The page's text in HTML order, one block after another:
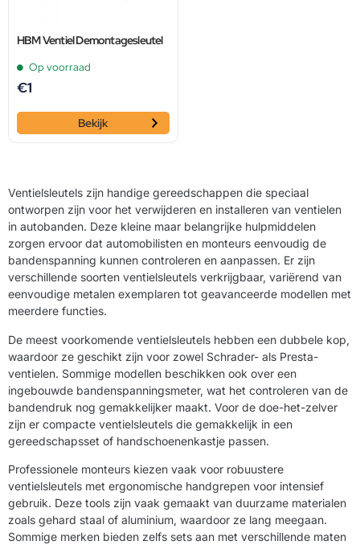
HBM Ventiel Demontagesleutel
Op voorraad
€1
Bekijk
Ventielsleutels zijn handige gereedschappen die speciaal
ontworpen zijn voor het verwijderen en installeren van ventielen
in autobanden. Deze kleine maar belangrijke hulpmiddelen
zorgen ervoor dat automobilisten en monteurs eenvoudig de
bandenspanning kunnen controleren en aanpassen. Er zijn
verschillende soorten ventielsleutels verkrijgbaar, variërend van
eenvoudige metalen exemplaren tot geavanceerde modellen met
meerdere functies.
De meest voorkomende ventielsleutels hebben een dubbele kop,
waardoor ze geschikt zijn voor zowel Schrader- als Presta-
ventielen. Sommige modellen beschikken ook over een
ingebouwde bandenspanningsmeter, wat het controleren van de
bandendruk nog gemakkelijker maakt. Voor de doe-het-zelver
zijn er compacte ventielsleutels die gemakkelijk in een
gereedschapsset of handschoenenkastje passen.
Professionele monteurs kiezen vaak voor robuustere
ventielsleutels met ergonomische handgrepen voor intensief
gebruik. Deze tools zijn vaak gemaakt van duurzame materialen
zoals gehard staal of aluminium, waardoor ze lang meegaan.
Sommige merken bieden zelfs sets aan met verschillende maten